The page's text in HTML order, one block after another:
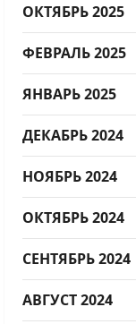
ОКТЯБРЬ 2025
ФЕВРАЛЬ 2025
ЯНВАРЬ 2025
ДЕКАБРЬ 2024
НОЯБРЬ 2024
ОКТЯБРЬ 2024
СЕНТЯБРЬ 2024
АВГУСТ 2024